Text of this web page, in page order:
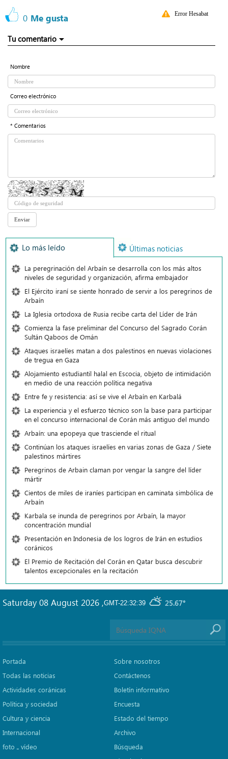
0 Me gusta Error Hesabat
Tu comentario
Nombre
Correo electrónico
* Comentarios
Lo más leído Últimas noticias
La peregrinación del Arbaín se desarrolla con los más altos
niveles de seguridad y organización, afirma embajador
El Ejército iraní se siente honrado de servir a los peregrinos de
Arbaín
La Iglesia ortodoxa de Rusia recibe carta del Líder de Irán
Comienza la fase preliminar del Concurso del Sagrado Corán
Sultán Qaboos de Omán
Ataques israelíes matan a dos palestinos en nuevas violaciones
de tregua en Gaza
Alojamiento estudiantil halal en Escocia, objeto de intimidación
en medio de una reacción política negativa
Entre fe y resistencia: así se vive el Arbaín en Karbalá
La experiencia y el esfuerzo técnico son la base para participar
en el concurso internacional de Corán más antiguo del mundo
Arbaín: una epopeya que trasciende el ritual
Continúan los ataques israelíes en varias zonas de Gaza / Siete
palestinos mártires
Peregrinos de Arbain claman por vengar la sangre del líder
mártir
Cientos de miles de iraníes participan en caminata simbólica de
Arbaín
Karbala se inunda de peregrinos por Arbaín, la mayor
concentración mundial
Presentación en Indonesia de los logros de Irán en estudios
coránicos
El Premio de Recitación del Corán en Qatar busca descubrir
talentos excepcionales en la recitación
GMT-22:32:39 25.67°
Saturday 08 August 2026 ,
Portada
Todas las noticias
Actividades coránicas
Política y sociedad
Cultura y ciencia
Internacional
foto ـ vídeo
Sobre nosotros
Contáctenos
Boletín informativo
Encuesta
Estado del tiempo
Archivo
Búsqueda